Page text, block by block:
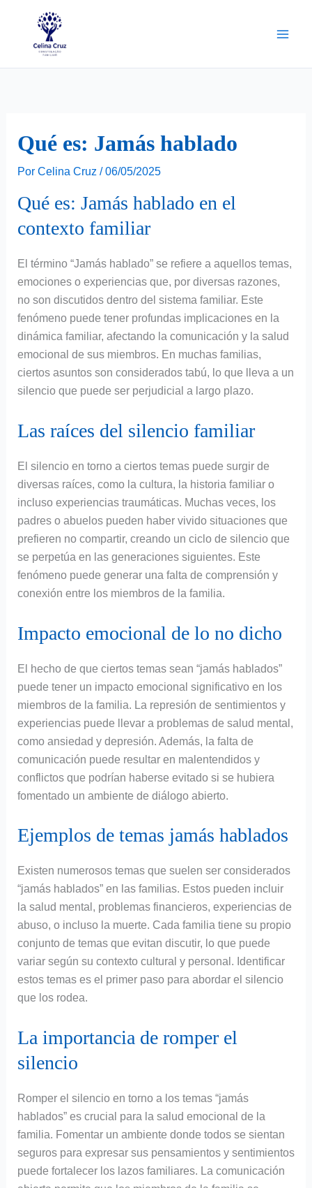
Qué es: Jamás hablado
Por Celina Cruz / 06/05/2025
Qué es: Jamás hablado en el
contexto familiar
El término “Jamás hablado” se refiere a aquellos temas,
emociones o experiencias que, por diversas razones,
no son discutidos dentro del sistema familiar. Este
fenómeno puede tener profundas implicaciones en la
dinámica familiar, afectando la comunicación y la salud
emocional de sus miembros. En muchas familias,
ciertos asuntos son considerados tabú, lo que lleva a un
silencio que puede ser perjudicial a largo plazo.
Las raíces del silencio familiar
El silencio en torno a ciertos temas puede surgir de
diversas raíces, como la cultura, la historia familiar o
incluso experiencias traumáticas. Muchas veces, los
padres o abuelos pueden haber vivido situaciones que
prefieren no compartir, creando un ciclo de silencio que
se perpetúa en las generaciones siguientes. Este
fenómeno puede generar una falta de comprensión y
conexión entre los miembros de la familia.
Impacto emocional de lo no dicho
El hecho de que ciertos temas sean “jamás hablados”
puede tener un impacto emocional significativo en los
miembros de la familia. La represión de sentimientos y
experiencias puede llevar a problemas de salud mental,
como ansiedad y depresión. Además, la falta de
comunicación puede resultar en malentendidos y
conflictos que podrían haberse evitado si se hubiera
fomentado un ambiente de diálogo abierto.
Ejemplos de temas jamás hablados
Existen numerosos temas que suelen ser considerados
“jamás hablados” en las familias. Estos pueden incluir
la salud mental, problemas financieros, experiencias de
abuso, o incluso la muerte. Cada familia tiene su propio
conjunto de temas que evitan discutir, lo que puede
variar según su contexto cultural y personal. Identificar
estos temas es el primer paso para abordar el silencio
que los rodea.
La importancia de romper el
silencio
Romper el silencio en torno a los temas “jamás
hablados” es crucial para la salud emocional de la
familia. Fomentar un ambiente donde todos se sientan
seguros para expresar sus pensamientos y sentimientos
puede fortalecer los lazos familiares. La comunicación